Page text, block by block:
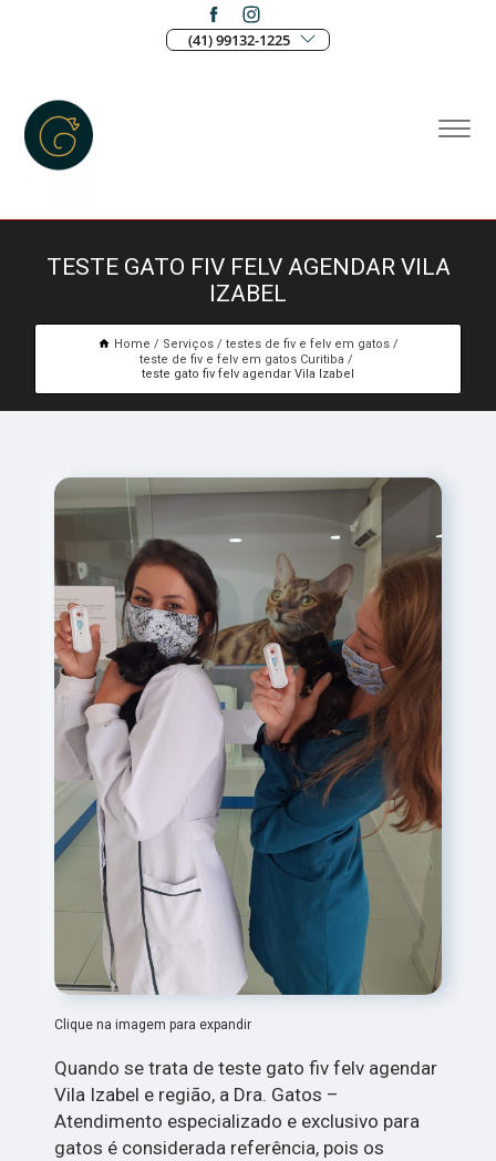
(41) 99132-1225
TESTE GATO FIV FELV AGENDAR VILA
IZABEL
Home Serviços
testes de fiv e felv em gatos
teste de fiv e felv em gatos Curitiba
teste gato fiv felv agendar Vila Izabel
Clique na imagem para expandir
Quando se trata de teste gato fiv felv agendar
Vila Izabel e região, a Dra. Gatos –
Atendimento especializado e exclusivo para
gatos é considerada referência, pois os